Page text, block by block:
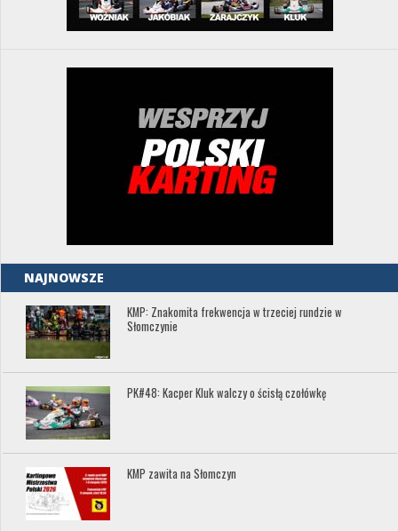
NAJNOWSZE
KMP: Znakomita frekwencja w trzeciej rundzie w
Słomczynie
PK#48: Kacper Kluk walczy o ścisłą czołówkę
KMP zawita na Słomczyn